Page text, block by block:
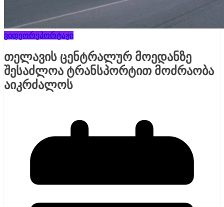
ვიდეორეპორტაჟი
თელავის ცენტრალურ მოედანზე
შესაძლოა ტრანსპორტით მოძრაობა
აიკრძალოს